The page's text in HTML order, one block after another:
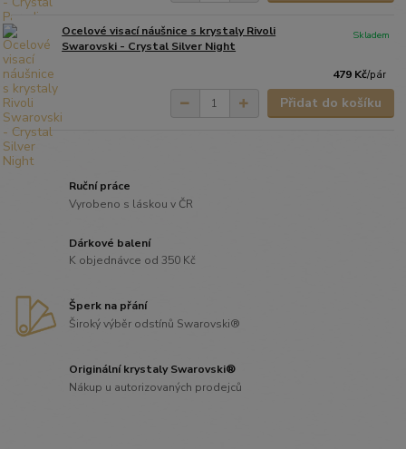
Ocelové visací náušnice s krystaly Rivoli
Swarovski - Crystal Silver Night
479 Kč/pár
Skladem
Přidat do košíku
Ruční práce
Vyrobeno s láskou v ČR
Dárkové balení
K objednávce od 350 Kč
Šperk na přání
Široký výběr odstínů Swarovski®
Originální krystaly Swarovski®
Nákup u autorizovaných prodejců